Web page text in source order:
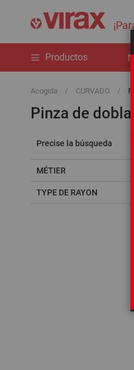
Productos
Acogida CURVADO
Pinza de doblar
Precise la búsqueda
MÉTIER
TYPE DE RAYON